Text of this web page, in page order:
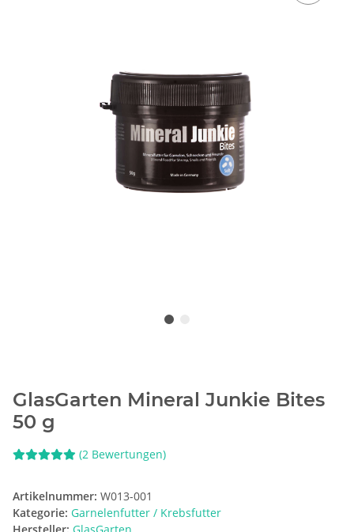
GlasGarten Mineral Junkie Bites
50 g
(2 Bewertungen)
Artikelnummer: W013-001
Kategorie: Garnelenfutter / Krebsfutter